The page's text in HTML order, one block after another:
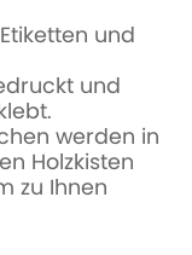
und
und
werden in
Holzkisten
zu Ihnen